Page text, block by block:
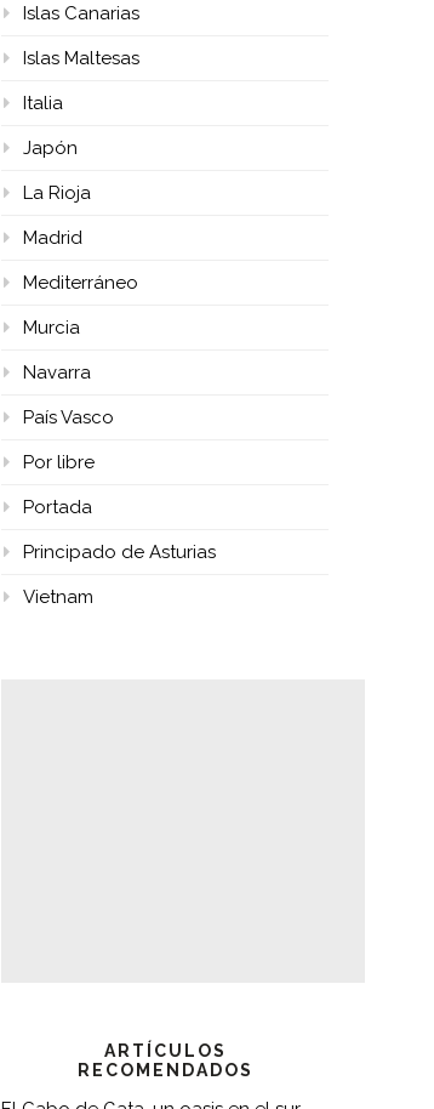
Islas Canarias
Islas Maltesas
Italia
Japón
La Rioja
Madrid
Mediterráneo
Murcia
Navarra
País Vasco
Por libre
Portada
Principado de Asturias
Vietnam
ARTÍCULOS
RECOMENDADOS